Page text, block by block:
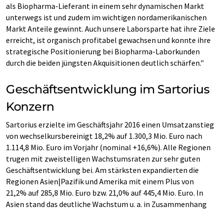
als Biopharma-Lieferant in einem sehr dynamischen Markt
unterwegs ist und zudem im wichtigen nordamerikanischen
Markt Anteile gewinnt. Auch unsere Laborsparte hat ihre Ziele
erreicht, ist organisch profitabel gewachsen und konnte ihre
strategische Positionierung bei Biopharma-Laborkunden
durch die beiden jüngsten Akquisitionen deutlich schärfen."
Geschäftsentwicklung im Sartorius
Konzern
Sartorius erzielte im Geschäftsjahr 2016 einen Umsatzanstieg
von wechselkursbereinigt 18,2% auf 1.300,3 Mio. Euro nach
1.114,8 Mio. Euro im Vorjahr (nominal +16,6%). Alle Regionen
trugen mit zweistelligen Wachstumsraten zur sehr guten
Geschäftsentwicklung bei. Am stärksten expandierten die
Regionen Asien|Pazifik und Amerika mit einem Plus von
21,2% auf 285,8 Mio. Euro bzw. 21,0% auf 445,4 Mio. Euro. In
Asien stand das deutliche Wachstum u. a. in Zusammenhang